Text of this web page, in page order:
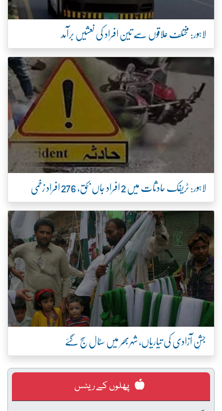
لاہور: مختلف علاقوں سے تین افراد کی نعشیں برآمد
لاہور: ٹریفک حادثات میں 2 افراد جاں بحق، 276 افراد زخمی
جشنِ آزادی کی تیاریاں، شہربھر میں سٹال سج گئے
پھلوں کے ریٹس